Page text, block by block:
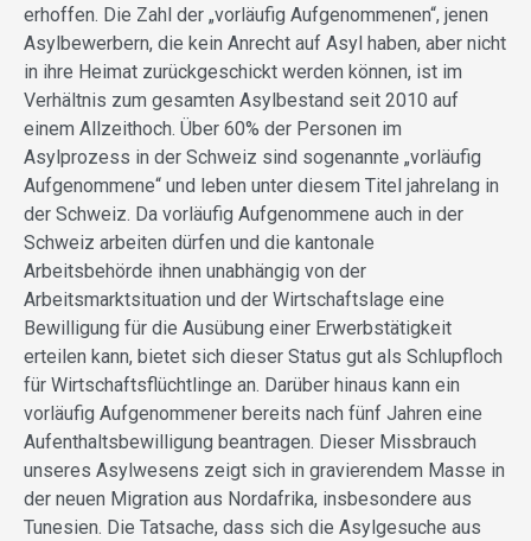
erhoffen. Die Zahl der „vorläufig Aufgenommenen“, jenen
Asylbewerbern, die kein Anrecht auf Asyl haben, aber nicht
in ihre Heimat zurückgeschickt werden können, ist im
Verhältnis zum gesamten Asylbestand seit 2010 auf
einem Allzeithoch. Über 60% der Personen im
Asylprozess in der Schweiz sind sogenannte „vorläufig
Aufgenommene“ und leben unter diesem Titel jahrelang in
der Schweiz. Da vorläufig Aufgenommene auch in der
Schweiz arbeiten dürfen und die kantonale
Arbeitsbehörde ihnen unabhängig von der
Arbeitsmarktsituation und der Wirtschaftslage eine
Bewilligung für die Ausübung einer Erwerbstätigkeit
erteilen kann, bietet sich dieser Status gut als Schlupfloch
für Wirtschaftsflüchtlinge an. Darüber hinaus kann ein
vorläufig Aufgenommener bereits nach fünf Jahren eine
Aufenthaltsbewilligung beantragen. Dieser Missbrauch
unseres Asylwesens zeigt sich in gravierendem Masse in
der neuen Migration aus Nordafrika, insbesondere aus
Tunesien. Die Tatsache, dass sich die Asylgesuche aus